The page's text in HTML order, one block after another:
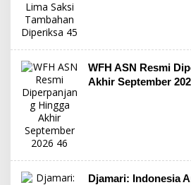
WFH ASN Resmi
Akhir September
Djamari: Indonesia